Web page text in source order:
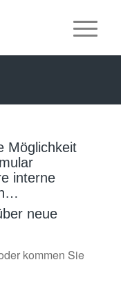
Möglichkeit
interne
neue
kommen Sie